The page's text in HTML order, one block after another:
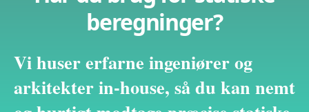
beregninger?
Vi huser erfarne ingeniører og
arkitekter in-house, så du kan nemt